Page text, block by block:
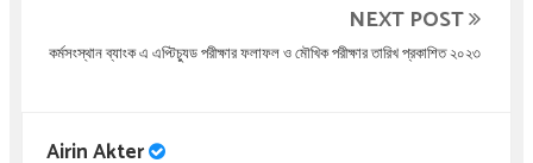
NEXT POST
কর্মসংস্থান ব্যাংক এ এপ্টিচ্যুড পরীক্ষার ফলাফল ও মৌখিক পরীক্ষার তারিখ প্রকাশিত ২০২৩
Airin Akter